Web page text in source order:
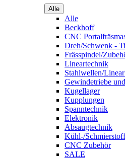
Alle
Alle
Beckhoff
CNC
Dreh/Schwenk -
Frässpindel/
Lineartechnik
Stahlwellen/
Gewindetriebe
Kugellager
Kupplungen
Spanntechnik
Elektronik
Absaugtechnik
Kühl-/
CNC Zubehör
SALE